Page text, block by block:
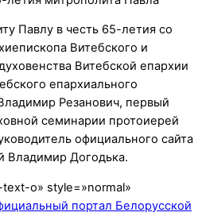
Павлу в честь 65-летия со
Витебского и
Витебской епархии
епархиального
Резанович, первый
семинарии протоиерей
официального сайта
Владимир Догодька.
o» style=»normal»
портал Белорусской